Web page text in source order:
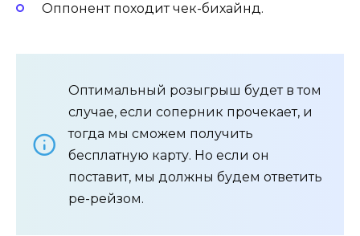
Оппонент походит чек-бихайнд.
Оптимальный розыгрыш будет в том
случае, если соперник прочекает, и
тогда мы сможем получить
бесплатную карту. Но если он
поставит, мы должны будем ответить
ре-рейзом.